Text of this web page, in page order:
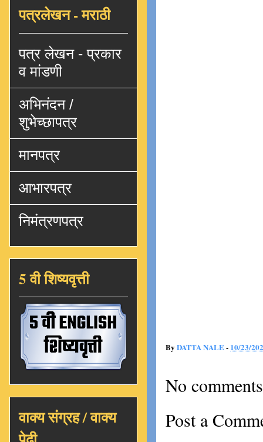
By DATTA NALE- 10/23/
No
Post a
पत्रलेखन - मराठी
पत्र लेखन - प्रकार
व मांडणी
अभिनंदन /
शुभेच्छापत्र
मानपत्र
आभारपत्र
निमंत्रणपत्र
5 वी शिष्यवृत्ती
वाक्य संग्रह / वाक्य